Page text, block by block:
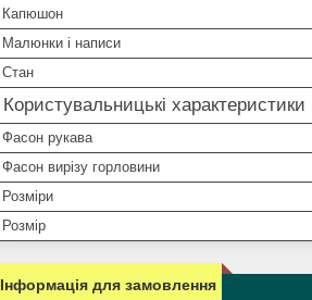
Капюшон
Малюнки і написи
Стан
Користувальницькі характеристики
Фасон рукава
Фасон вирізу горловини
Розміри
Розмір
Інформація для замовлення